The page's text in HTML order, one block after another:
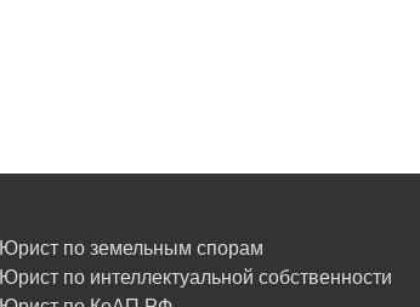
Юрист по земельным спорам
Юрист по интеллектуальной собственности